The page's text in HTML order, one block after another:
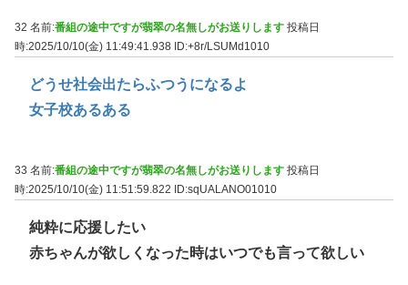
32 名前:番組の途中ですが翡翠の名無しがお送りします 投稿日
時:2025/10/10(金) 11:49:41.938 ID:+8r/LSUMd1010
どうせ社会出たらふつうになるよ
女子校あるある
33 名前:番組の途中ですが翡翠の名無しがお送りします 投稿日
時:2025/10/10(金) 11:51:59.822
ID:sqUALANO01010
純粋に応援したい
赤ちゃんが欲しくなった時はいつでも言って欲しい